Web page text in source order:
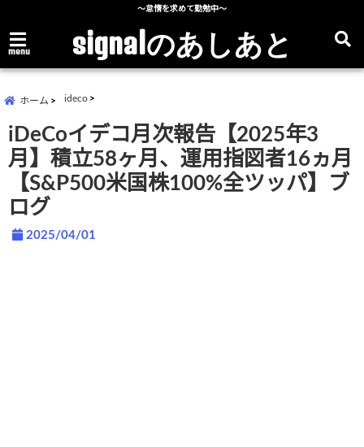
～怠惰を求めて勤勉中～
menu signalのあしあと
ホーム ideco
iDeCoイデコ月次報告【2025年3
月】積立58ヶ月、運用指図者16ヵ月
【S&P500米国株100%全ツッパ】ブ
ログ
2025/04/01